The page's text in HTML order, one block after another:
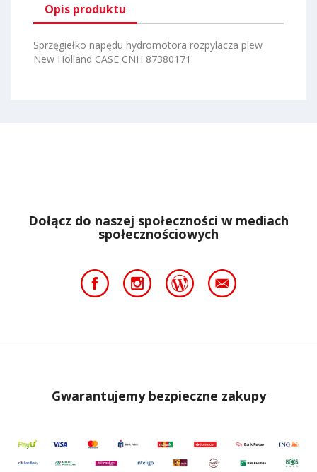
Opis produktu
Sprzęgiełko napędu hydromotora rozpylacza plew
New Holland CASE CNH 87380171
Dołącz do naszej społeczności w mediach
społecznościowych
Gwarantujemy bezpieczne zakupy